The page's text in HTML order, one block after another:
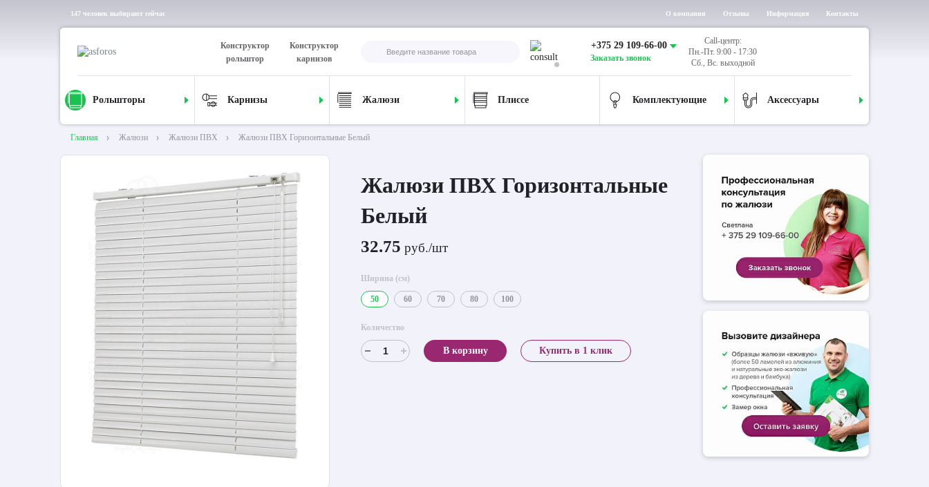
147 человек выбирают сейчас О компании Отзывы Информация Контакты
Конструктор
рольштор
Конструктор
карнизов
+375 29 109-66-00
Заказать звонок
Call-центр:
Пн.-Пт. 9:00 - 17:30
Сб., Вс. выходной
Рольшторы Карнизы Жалюзи Плиссе Комплектующие Аксессуары
Главная Жалюзи Жалюзи ПВХ Жалюзи ПВХ Горизонтальные Белый
Жалюзи ПВХ Горизонтальные
Белый
32.75 руб./шт
Ширина (см)
50 60 70 80 100
Количество
В корзину Купить в 1 клик